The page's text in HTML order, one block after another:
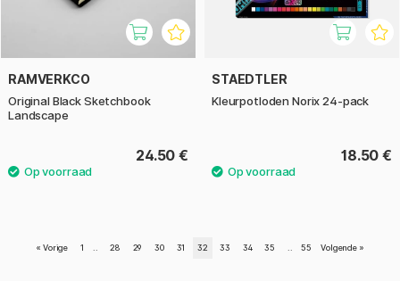
RAMVERKCO
Original Black Sketchbook
Landscape
24.50 €
STAEDTLER
Kleurpotloden Norix 24-pack
18.50 €
« Vorige 1 28 29 30 31 32 33 34 35 55 Volgende »